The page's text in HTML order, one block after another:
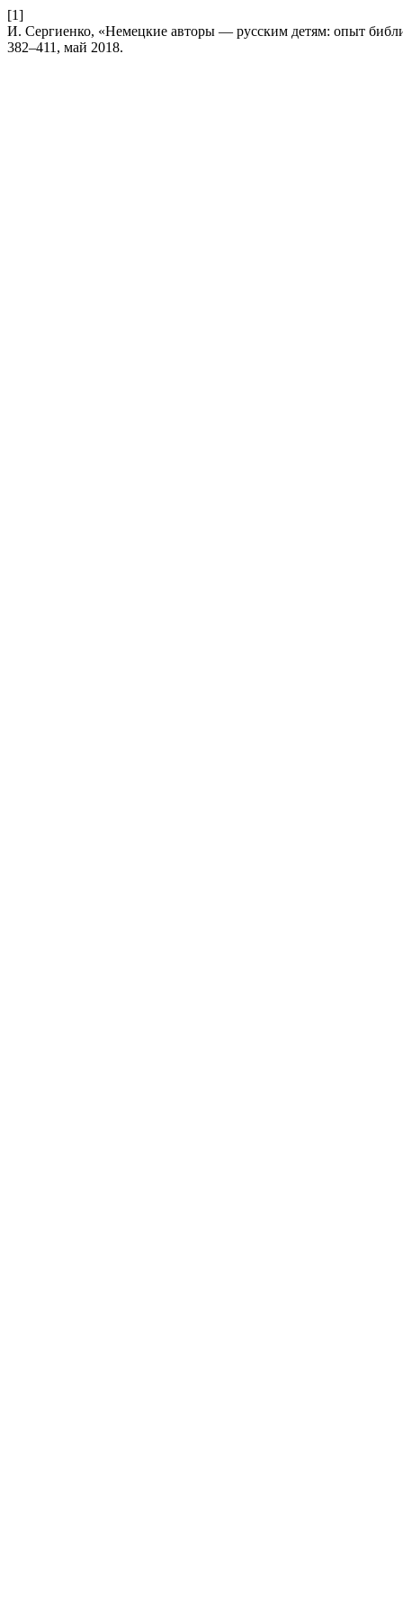
[1]
И. Сергиенко, «Немецкие авторы — русским детям: опыт
382–411, май 2018.